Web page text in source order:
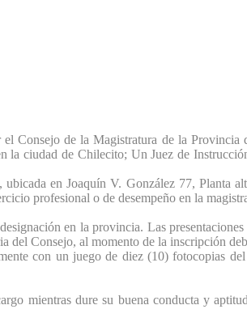
Consejo de la Magistratura de la
la ciudad de Chilecito; Un Juez de
ubicada en Joaquín V. González 77, Planta
profesional o de desempeño en la
en la provincia. Las
del Consejo, al momento de la inscripción
con un juego de diez (10) fotocopias
mientras dure su buena conducta y